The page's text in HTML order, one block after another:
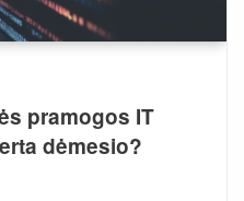
pramogos IT
dėmesio?